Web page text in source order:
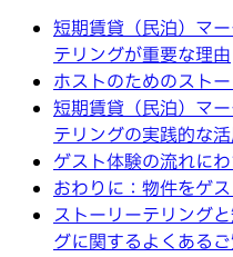
短期賃貸（民泊）マ
テリングが重要な理由
ホストのためのスト
短期賃貸（民泊）マ
テリングの実践的な
ゲスト体験の流れに
おわりに：物件をゲ
ストーリーテリング
グに関するよくある